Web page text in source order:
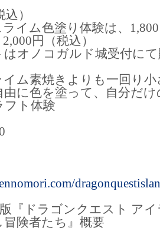
）
イム色塗り体験は、
円（税込）
オノコガルド城受付に
ム素焼きよりも一回り
由に色を塗って、自分だ
フト体験
『ドラゴンクエスト ア
冒険者たち』概要